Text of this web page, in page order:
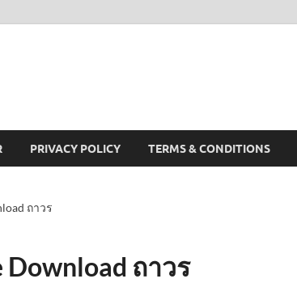
PRIVACY POLICY TERMS & CONDITIONS
ถาวร
Download ถาวร